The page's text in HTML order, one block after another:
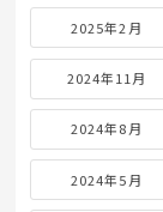
2025年2月
2024年11月
2024年8月
2024年5月